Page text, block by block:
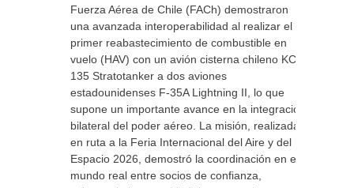
Fuerza Aérea de Chile (FACh) demostraron
una avanzada interoperabilidad al realizar el
primer reabastecimiento de combustible en
vuelo (HAV) con un avión cisterna chileno KC-
135 Stratotanker a dos aviones
estadounidenses F-35A Lightning II, lo que
supone un importante avance en la integración
bilateral del poder aéreo. La misión, realizada
en ruta a la Feria Internacional del Aire y del
Espacio 2026, demostró la coordinación en el
mundo real entre socios de confianza,